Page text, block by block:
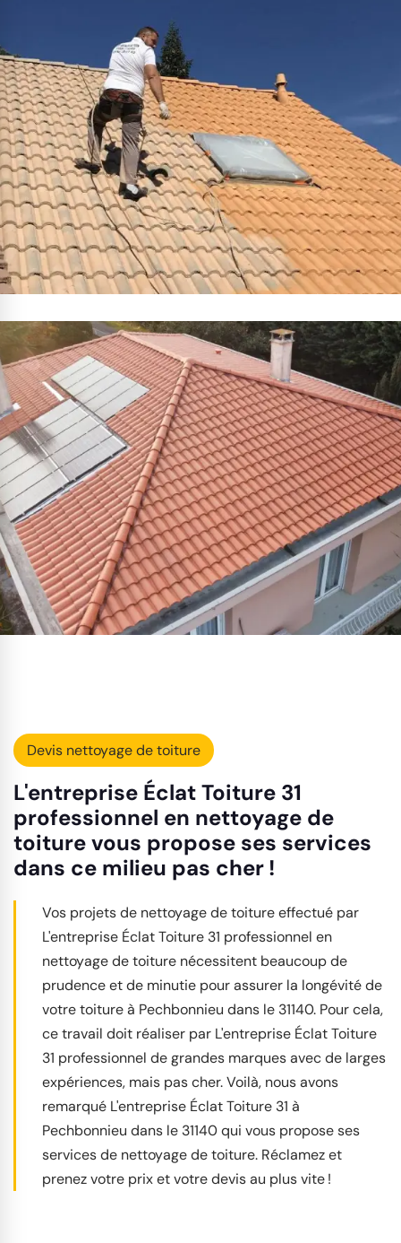
Devis nettoyage de toiture
L'entreprise Éclat Toiture 31
professionnel en nettoyage de
toiture vous propose ses services
dans ce milieu pas cher !
Vos projets de nettoyage de toiture effectué par
L'entreprise Éclat Toiture 31 professionnel en
nettoyage de toiture nécessitent beaucoup de
prudence et de minutie pour assurer la longévité de
votre toiture à Pechbonnieu dans le 31140. Pour cela,
ce travail doit réaliser par L'entreprise Éclat Toiture
31 professionnel de grandes marques avec de larges
expériences, mais pas cher. Voilà, nous avons
remarqué L'entreprise Éclat Toiture 31 à
Pechbonnieu dans le 31140 qui vous propose ses
services de nettoyage de toiture. Réclamez et
prenez votre prix et votre devis au plus vite !